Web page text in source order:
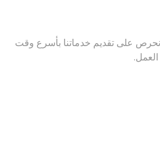
نحرص على تقديم خدماتنا بأسرع وقت